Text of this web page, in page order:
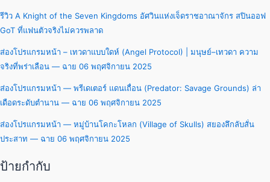
รีวิว A Knight of the Seven Kingdoms อัศวินแห่งเจ็ดราชอาณาจักร สปินออฟ
GoT ที่แฟนตัวจริงไม่ควรพลาด
ส่องโปรแกรมหน้า – เทวดาแบบใดห์ (Angel Protocol) | มนุษย์–เทวดา ความ
จริงที่พร่าเลือน — ฉาย 06 พฤศจิกายน 2025
ส่องโปรแกรมหน้า — พรีเดเตอร์ แดนเถื่อน (Predator: Savage Grounds) ล่า
เดือดระดับตำนาน — ฉาย 06 พฤศจิกายน 2025
ส่องโปรแกรมหน้า — หมู่บ้านโคกะโหลก (Village of Skulls) สยองลึกลับสั่น
ประสาท — ฉาย 06 พฤศจิกายน 2025
ป้ายกำกับ